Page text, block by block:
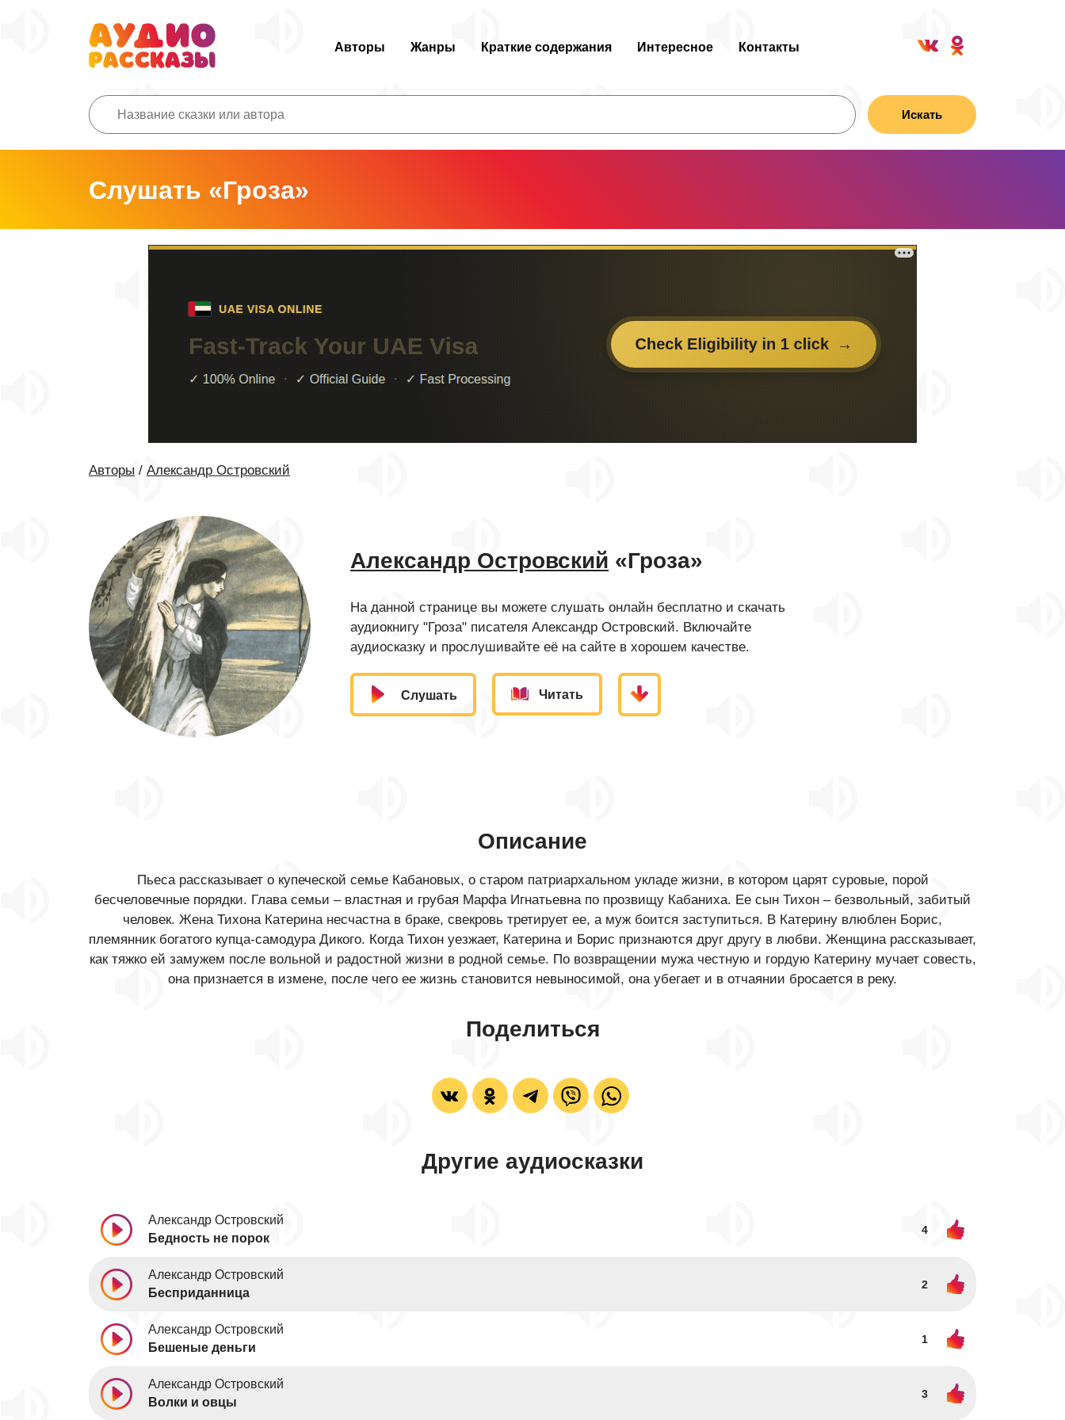
Авторы Жанры Краткие содержания Интересное Контакты
Искать
Слушать «Гроза»
Авторы / Александр Островский
Александр Островский «Гроза»
На данной странице вы можете слушать онлайн бесплатно и скачать
аудиокнигу "Гроза" писателя Александр Островский. Включайте
аудиосказку и прослушивайте её на сайте в хорошем качестве.
Слушать Читать
Описание
Пьеса рассказывает о купеческой семье Кабановых, о старом патриархальном укладе жизни, в котором царят суровые, порой
бесчеловечные порядки. Глава семьи – властная и грубая Марфа Игнатьевна по прозвищу Кабаниха. Ее сын Тихон – безвольный, забитый
человек. Жена Тихона Катерина несчастна в браке, свекровь третирует ее, а муж боится заступиться. В Катерину влюблен Борис,
племянник богатого купца-самодура Дикого. Когда Тихон уезжает, Катерина и Борис признаются друг другу в любви. Женщина рассказывает,
как тяжко ей замужем после вольной и радостной жизни в родной семье. По возвращении мужа честную и гордую Катерину мучает совесть,
она признается в измене, после чего ее жизнь становится невыносимой, она убегает и в отчаянии бросается в реку.
Поделиться
Другие аудиосказки
Александр Островский
Бедность не порок
4
Александр Островский
Бесприданница
2
Александр Островский
Бешеные деньги
1
Александр Островский
Волки и овцы
3